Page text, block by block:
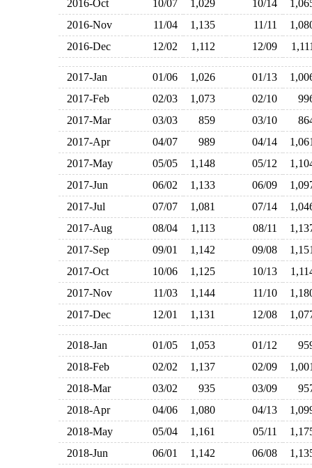
2016-Oct 10/07 1,029 10/14
2016-Nov
11/04 1,135 11/11
2016-Dec
12/02 1,112 12/09
2017-Jan 01/06 1,026 01/13
2017-Feb
02/03 1,073 02/10
2017-Mar
03/03 859 03/10
2017-Apr
04/07 989 04/14
2017-May
05/05 1,148 05/12
2017-Jun
06/02 1,133 06/09
2017-Jul
07/07 1,081 07/14
2017-Aug
08/04 1,113 08/11
2017-Sep
09/01 1,142 09/08
2017-Oct
10/06 1,125 10/13
2017-Nov
11/03 1,144 11/10
2017-Dec
12/01 1,131 12/08
2018-Jan 01/05 1,053 01/12
2018-Feb
02/02 1,137 02/09
2018-Mar
03/02 935 03/09
2018-Apr
04/06 1,080 04/13
2018-May
05/04 1,161 05/11
2018-Jun
06/01 1,142 06/08